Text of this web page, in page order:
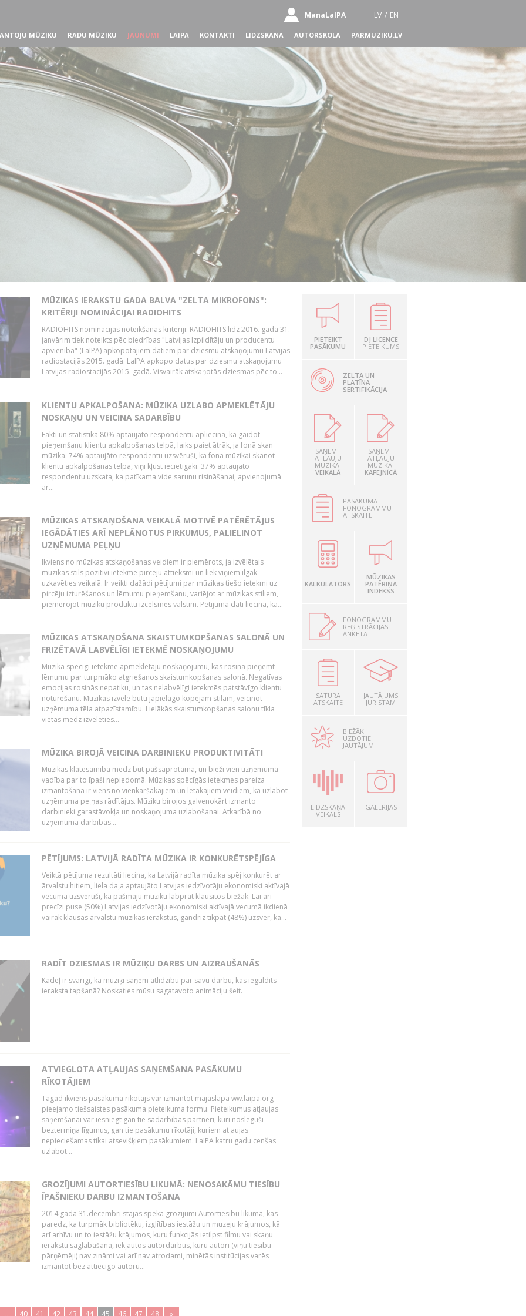
ManaLaIPA LV / EN
MŪZIKU RADU MŪZIKU JAUNUMI LAIPA KONTAKTI LIDZSKANA AUTORSKOLA PARMUZIKU.LV
MŪZIKAS IERAKSTU GADA BALVA "ZELTA MIKROFONS":
KRITĒRIJI NOMINĀCIJAI RADIOHITS
RADIOHITS nominācijas noteikšanas kritēriji: RADIOHITS līdz 2016. gada 31.
janvārim tiek noteikts pēc biedrības "Latvijas Izpildītāju un producentu
apvienība" (LaIPA) apkopotajiem datiem par dziesmu atskaņojumu Latvijas
radiostacijās 2015. gadā. LaIPA apkopo datus par dziesmu atskaņojumu
Latvijas radiostacijās 2015. gadā. Visvairāk atskaņotās dziesmas pēc to...
KLIENTU APKALPOŠANA: MŪZIKA UZLABO APMEKLĒTĀJU
NOSKAŅU UN VEICINA SADARBĪBU
Fakti un statistika 80% aptaujāto respondentu apliecina, ka gaidot
pieņemšanu klientu apkalpošanas telpā, laiks paiet ātrāk, ja fonā skan
mūzika. 74% aptaujāto respondentu uzsvēruši, ka fona mūzikai skanot
klientu apkalpošanas telpā, viņi kļūst iecietīgāki. 37% aptaujāto
respondentu uzskata, ka patīkama vide sarunu risināšanai, apvienojumā
ar...
MŪZIKAS ATSKAŅOŠANA VEIKALĀ MOTIVĒ PATĒRĒTĀJUS
IEGĀDĀTIES ARĪ NEPLĀNOTUS PIRKUMUS, PALIELINOT
UZŅĒMUMA PEĻŅU
Ikviens no mūzikas atskaņošanas veidiem ir piemērots, ja izvēlētais
mūzikas stils pozitīvi ietekmē pircēju attieksmi un liek viņiem ilgāk
uzkavēties veikalā. Ir veikti dažādi pētījumi par mūzikas tiešo ietekmi uz
pircēju izturēšanos un lēmumu pieņemšanu, variējot ar mūzikas stiliem,
piemērojot mūziku produktu izcelsmes valstīm. Pētījuma dati liecina, ka...
MŪZIKAS ATSKAŅOŠANA SKAISTUMKOPŠANAS SALONĀ UN
FRIZĒTAVĀ LABVĒLĪGI IETEKMĒ NOSKAŅOJUMU
Mūzika spēcīgi ietekmē apmeklētāju noskaņojumu, kas rosina pieņemt
lēmumu par turpmāko atgriešanos skaistumkopšanas salonā. Negatīvas
emocijas rosinās nepatiku, un tas nelabvēlīgi ietekmēs patstāvīgo klientu
noturēšanu. Mūzikas izvēle būtu jāpielāgo kopējam stilam, veicinot
uzņēmuma tēla atpazīstamību. Lielākās skaistumkopšanas salonu tīkla
vietas mēdz izvēlēties...
MŪZIKA BIROJĀ VEICINA DARBINIEKU PRODUKTIVITĀTI
Mūzikas klātesamība mēdz būt pašsaprotama, un bieži vien uzņēmuma
vadība par to īpaši nepiedomā. Mūzikas spēcīgās ietekmes pareiza
izmantošana ir viens no vienkāršākajiem un lētākajiem veidiem, kā uzlabot
uzņēmuma peļņas rādītājus. Mūziku birojos galvenokārt izmanto
darbinieki garastāvokļa un noskaņojuma uzlabošanai. Atkarībā no
uzņēmuma darbības...
PĒTĪJUMS: LATVIJĀ RADĪTA MŪZIKA IR KONKURĒTSPĒJĪGA
Veiktā pētījuma rezultāti liecina, ka Latvijā radīta mūzika spēj konkurēt ar
ārvalstu hitiem, liela daļa aptaujāto Latvijas iedzīvotāju ekonomiski aktīvajā
vecumā uzsvēruši, ka pašmāju mūziku labprāt klausītos biežāk. Lai arī
precīzi puse (50%) Latvijas iedzīvotāju ekonomiski aktīvajā vecumā ikdienā
vairāk klausās ārvalstu mūzikas ierakstus, gandrīz tikpat (48%) uzsver, ka...
RADĪT DZIESMAS IR MŪZIĶU DARBS UN AIZRAUŠANĀS
Kādēļ ir svarīgi, ka mūziķi saņem atlīdzību par savu darbu, kas ieguldīts
ieraksta tapšanā? Noskaties mūsu sagatavoto animāciju šeit.
ATVIEGLOTA ATĻAUJAS SAŅEMŠANA PASĀKUMU
RĪKOTĀJIEM
Tagad ikviens pasākuma rīkotājs var izmantot mājaslapā ww.laipa.org
pieejamo tiešsaistes pasākuma pieteikuma formu. Pieteikumus atļaujas
saņemšanai var iesniegt gan tie sadarbības partneri, kuri noslēguši
beztermiņa līgumus, gan tie pasākumu rīkotāji, kuriem atļaujas
nepieciešamas tikai atsevišķiem pasākumiem. LaIPA katru gadu cenšas
uzlabot...
GROZĪJUMI AUTORTIESĪBU LIKUMĀ: NENOSAKĀMU TIESĪBU
ĪPAŠNIEKU DARBU IZMANTOŠANA
2014.gada 31.decembrī stājās spēkā grozījumi Autortiesību likumā, kas
paredz, ka turpmāk bibliotēku, izglītības iestāžu un muzeju krājumos, kā
arī arhīvu un to iestāžu krājumos, kuru funkcijās ietilpst filmu vai skaņu
ierakstu saglabāšana, iekļautos autordarbus, kuru autori (viņu tiesību
pārņēmēji) nav zināmi vai arī nav atrodami, minētās institūcijas varēs
izmantot bez attiecīgo autoru...
.. 40 41 42 43 44 45 46 47 48 »
PIETEIKT
PASĀKUMU
DJ LICENCE
PIETEIKUMS
ZELTA UN
PLATĪNA
SERTIFIKĀCIJA
SAŅEMT
ATĻAUJU
MŪZIKAI
VEIKALĀ
SAŅEMT
ATĻAUJU
MŪZIKAI
KAFEJNĪCĀ
PASĀKUMA
FONOGRAMMU
ATSKAITE
KALKULATORS
MŪZIKAS
PATĒRIŅA
INDEKSS
FONOGRAMMU
REĢISTRĀCIJAS
ANKETA
SATURA
ATSKAITE
JAUTĀJUMS
JURISTAM
BIEŽĀK
UZDOTIE
JAUTĀJUMI
LĪDZSKAŅA
VEIKALS
GALERIJAS